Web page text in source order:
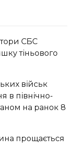
СБС
тіньового
військ
в північно-
на ранок 8
прощається